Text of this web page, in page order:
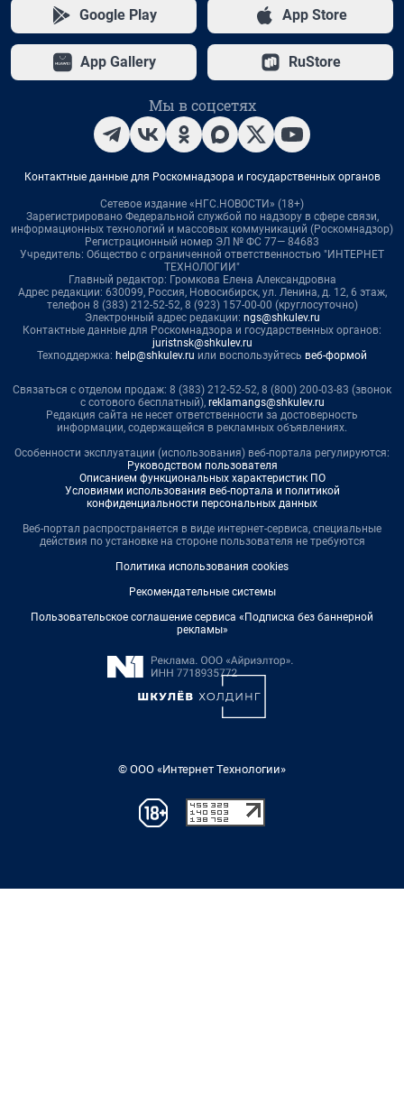
Google Play App Store
App Gallery RuStore
Мы в соцсетях
Контактные данные для Роскомнадзора и государственных органов
Сетевое издание «НГС.НОВОСТИ» (18+)
Зарегистрировано Федеральной службой по надзору в сфере связи,
информационных технологий и массовых коммуникаций (Роскомнадзор)
Регистрационный номер ЭЛ № ФС 77— 84683
Учредитель: Общество с ограниченной ответственностью "ИНТЕРНЕТ
ТЕХНОЛОГИИ"
Главный редактор: Громкова Елена Александровна
Адрес редакции: 630099, Россия, Новосибирск, ул. Ленина, д. 12, 6 этаж,
телефон 8 (383) 212-52-52, 8 (923) 157-00-00 (круглосуточно)
Электронный адрес редакции: ngs@shkulev.ru
Контактные данные для Роскомнадзора и государственных органов:
juristnsk@shkulev.ru
Техподдержка: help@shkulev.ru или воспользуйтесь веб-формой
Связаться с отделом продаж: 8 (383) 212-52-52, 8 (800) 200-03-83 (звонок
с сотового бесплатный), reklamangs@shkulev.ru
Редакция сайта не несет ответственности за достоверность
информации, содержащейся в рекламных объявлениях.
Особенности эксплуатации (использования) веб-портала регулируются:
Руководством пользователя
Описанием функциональных характеристик ПО
Условиями использования веб-портала и политикой
конфиденциальности персональных данных
Веб-портал распространяется в виде интернет-сервиса, специальные
действия по установке на стороне пользователя не требуются
Политика использования cookies
Рекомендательные системы
Пользовательское соглашение сервиса «Подписка без баннерной
рекламы»
© ООО «Интернет Технологии»